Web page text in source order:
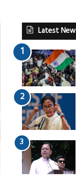
Latest